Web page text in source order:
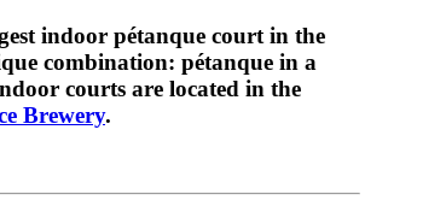
indoor pétanque court in the
combination: pétanque in a
courts are located in the
Brewery.